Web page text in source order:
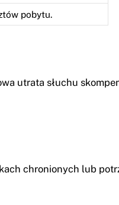
pobytu.
utrata słuchu
chronionych lub